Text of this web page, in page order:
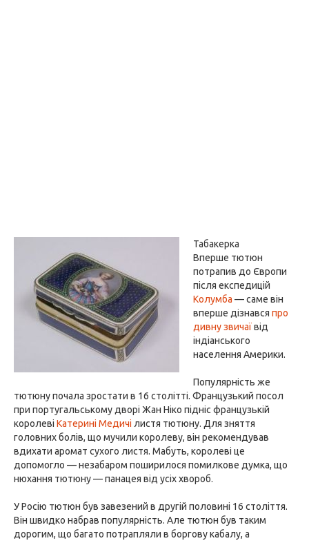
Табакерка
Вперше тютюн
потрапив до Європи
після експедицій
Колумба — саме він
вперше дізнався про
дивну звичаївід
індіанського
населення Америки.
Популярність же
тютюну почала зростати в 16 столітті. Французький посол
при португальському дворі Жан Ніко підніс французькій
королеві Катерині Медичі листя тютюну. Для зняття
головних болів, що мучили королеву, він рекомендував
вдихати аромат сухого листя. Мабуть, королеві це
допомогло — незабаром поширилося помилкове думка, що
нюхання тютюну — панацея від усіх хвороб.
У Росію тютюн був завезений в другій половині 16 століття.
Він швидко набрав популярність. Але тютюн був таким
дорогим, що багато потрапляли в боргову кабалу, а